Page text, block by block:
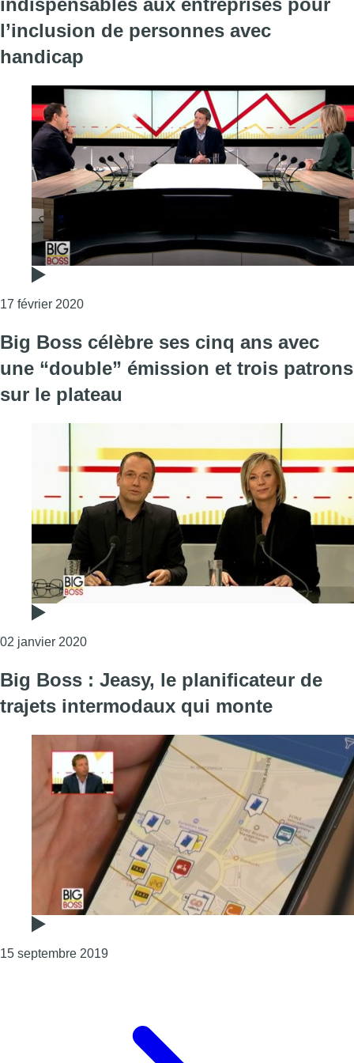
indispensables aux entreprises pour
l’inclusion de personnes avec
handicap
17 février 2020Consulter l'article "Big Boss : les subsides
Big Boss célèbre ses cinq ans avec
une “double” émission et trois patrons
sur le plateau
02 janvier 2020Consulter l'article "Big Boss célèbre ses cinq
Big Boss : Jeasy, le planificateur de
trajets intermodaux qui monte
15 septembre 2019Consulter l'article "Big Boss : Jeasy, le